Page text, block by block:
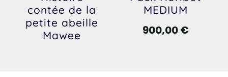
contée de la
petite abeille
Mawee
MEDIUM
900,00€